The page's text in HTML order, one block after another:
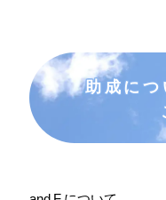
助成につ